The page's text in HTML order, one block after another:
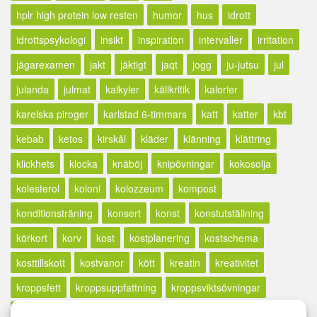
hplr high protein low resten
humor hus
idrott
idrottspsykologi
insikt inspiration intervaller
irritation
jägarexamen
jakt jäktigt jaqt jogg ju-jutsu
jul
julanda
julmat kalkyler källkritik
kalorier
karelska piroger
karlstad 6-timmars katt katter
kbt
kebab
ketos kirskål kläder klänning
klättring
klickhets
klocka knäböj knipövningar
kokosolja
kolesterol
koloni kolozzeum
kompost
konditionsträning
konsert konst
konstutställning
körkort
korv kost kostplanering
kostschema
kosttillskott
kostvanor kött kreatin
kreativitet
kroppsfett
kroppsuppfattning
kroppsviktsövningar